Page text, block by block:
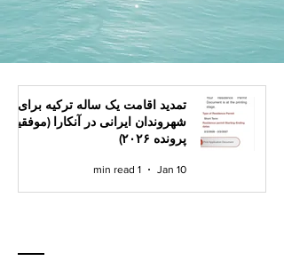
تمدید اقامت یک ساله ترکیه برای
شهروندان ایرانی در آنکارا (موفقیت
پرونده ۲۰۲۶)
Jan 10
1 min read